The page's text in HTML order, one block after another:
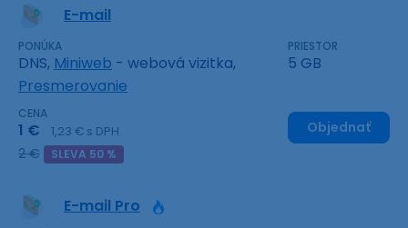
E-mail
PONÚKA
DNS, Miniweb - webová vizitka,
Presmerovanie
PRIESTOR
5 GB
CENA
1 € 1,23 € s DPH
2 € SLEVA 50 %
Objednať
E-mail Pro